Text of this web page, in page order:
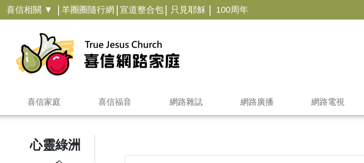
喜信相關 ▼ | 羊圈圈隨行網 | 宣道整合包 | 只見耶穌 | 100周年
喜信家庭 喜信福音 網路雜誌 網路廣播 網路電視
心靈綠洲